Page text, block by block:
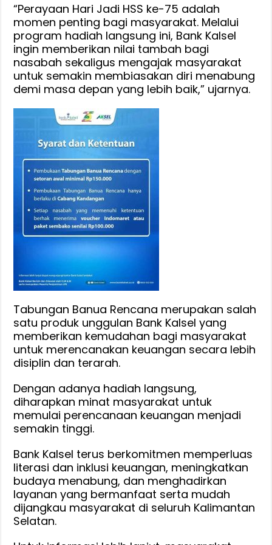
“Perayaan Hari Jadi HSS ke-75 adalah
momen penting bagi masyarakat. Melalui
program hadiah langsung ini, Bank Kalsel
ingin memberikan nilai tambah bagi
nasabah sekaligus mengajak masyarakat
untuk semakin membiasakan diri menabung
demi masa depan yang lebih baik,” ujarnya.
Tabungan Banua Rencana merupakan salah
satu produk unggulan Bank Kalsel yang
memberikan kemudahan bagi masyarakat
untuk merencanakan keuangan secara lebih
disiplin dan terarah.
Dengan adanya hadiah langsung,
diharapkan minat masyarakat untuk
memulai perencanaan keuangan menjadi
semakin tinggi.
Bank Kalsel terus berkomitmen memperluas
literasi dan inklusi keuangan, meningkatkan
budaya menabung, dan menghadirkan
layanan yang bermanfaat serta mudah
dijangkau masyarakat di seluruh Kalimantan
Selatan.